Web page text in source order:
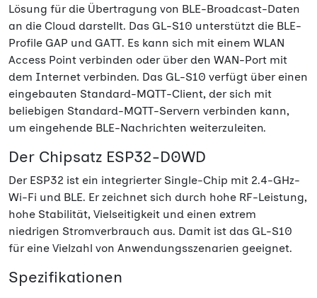
Lösung für die Übertragung von BLE-Broadcast-Daten
an die Cloud darstellt. Das GL-S10 unterstützt die BLE-
Profile GAP und GATT. Es kann sich mit einem WLAN
Access Point verbinden oder über den WAN-Port mit
dem Internet verbinden. Das GL-S10 verfügt über einen
eingebauten Standard-MQTT-Client, der sich mit
beliebigen Standard-MQTT-Servern verbinden kann,
um eingehende BLE-Nachrichten weiterzuleiten.
Der Chipsatz ESP32-D0WD
Der ESP32 ist ein integrierter Single-Chip mit 2.4-GHz-
Wi-Fi und BLE. Er zeichnet sich durch hohe RF-Leistung,
hohe Stabilität, Vielseitigkeit und einen extrem
niedrigen Stromverbrauch aus. Damit ist das GL-S10
für eine Vielzahl von Anwendungsszenarien geeignet.
Spezifikationen